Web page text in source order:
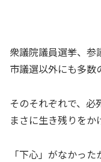
衆議院議員選挙、参
市議選以外にも多数
そのそれぞれで、必
まさに生き残りをか
「下心」がなかっ